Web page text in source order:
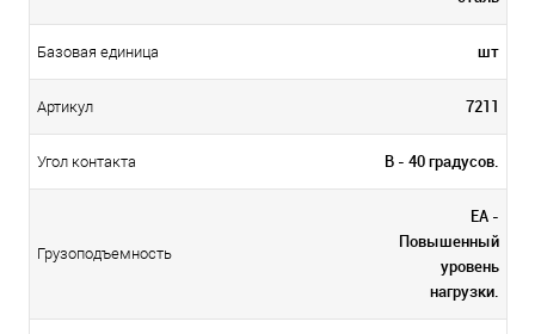
Базовая единица шт
Артикул 7211
Угол контакта B - 40 градусов.
Грузоподъемность
EA -
Повышенный
уровень
нагрузки.